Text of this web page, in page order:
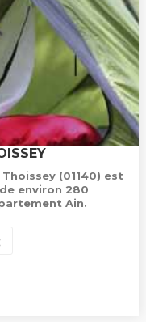
(01140) est
environ 280
Ain.